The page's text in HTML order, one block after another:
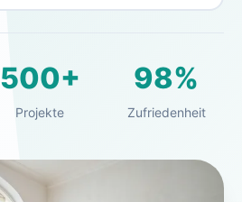
500+
Projekte
98%
Zufriedenheit